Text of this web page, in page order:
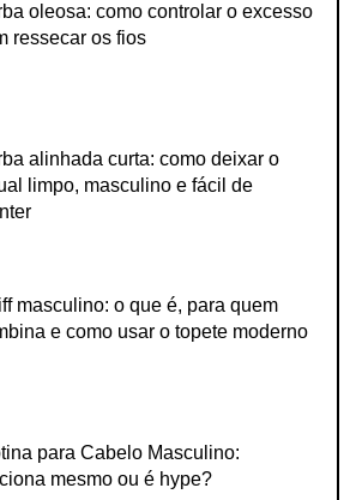
oleosa: como controlar o excesso
ressecar os fios
alinhada curta: como deixar o
limpo, masculino e fácil de
masculino: o que é, para quem
e como usar o topete moderno
para Cabelo Masculino:
mesmo ou é hype?